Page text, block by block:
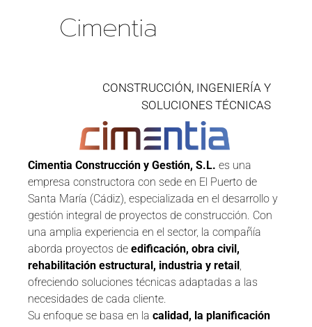
Cimentia
CONSTRUCCIÓN, INGENIERÍA Y
SOLUCIONES TÉCNICAS
Cimentia Construcción y Gestión, S.L. es una
empresa constructora con sede en El Puerto de
Santa María (Cádiz), especializada en el desarrollo y
gestión integral de proyectos de construcción. Con
una amplia experiencia en el sector, la compañía
aborda proyectos de edificación, obra civil,
rehabilitación estructural, industria y retail ,
ofreciendo soluciones técnicas adaptadas a las
necesidades de cada cliente.
Su enfoque se basa en la calidad, la planificación